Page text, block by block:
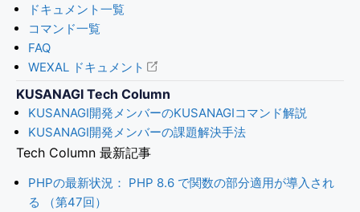
ドキュメント一覧
コマンド一覧
FAQ
WEXAL ドキュメント
KUSANAGI Tech Column
KUSANAGI開発メンバーのKUSANAGIコマンド解説
KUSANAGI開発メンバーの課題解決手法
Tech Column 最新記事
PHPの最新状況： PHP 8.6 で関数の部分適用が導入され
る （第47回）